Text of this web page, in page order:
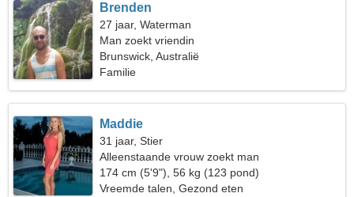
Brenden
27 jaar, Waterman
Man zoekt vriendin
Brunswick, Australië
Familie
Maddie
31 jaar, Stier
Alleenstaande vrouw zoekt man
174 cm (5'9"), 56 kg (123 pond)
Vreemde talen, Gezond eten